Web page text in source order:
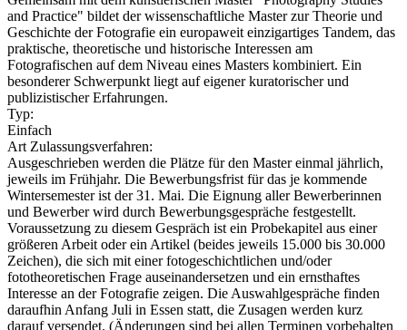
and Practice" bildet der wissenschaftliche Master zur Theorie und
Geschichte der Fotografie ein europaweit einzigartiges Tandem, das
praktische, theoretische und historische Interessen am
Fotografischen auf dem Niveau eines Masters kombiniert. Ein
besonderer Schwerpunkt liegt auf eigener kuratorischer und
publizistischer Erfahrungen.
Typ:
Einfach
Art Zulassungsverfahren:
Ausgeschrieben werden die Plätze für den Master einmal jährlich,
jeweils im Frühjahr. Die Bewerbungsfrist für das je kommende
Wintersemester ist der 31. Mai. Die Eignung aller Bewerberinnen
und Bewerber wird durch Bewerbungsgespräche festgestellt.
Voraussetzung zu diesem Gespräch ist ein Probekapitel aus einer
größeren Arbeit oder ein Artikel (beides jeweils 15.000 bis 30.000
Zeichen), die sich mit einer fotogeschichtlichen und/oder
fototheoretischen Frage auseinandersetzen und ein ernsthaftes
Interesse an der Fotografie zeigen. Die Auswahlgespräche finden
daraufhin Anfang Juli in Essen statt, die Zusagen werden kurz
darauf versendet. (Änderungen sind bei allen Terminen vorbehalten